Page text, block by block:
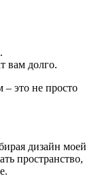
вам долго.
– это не просто
дизайн моей
пространство,